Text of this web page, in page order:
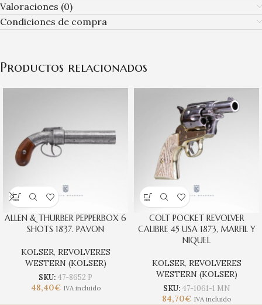
Valoraciones (0)
Condiciones de compra
Productos relacionados
ALLEN & THURBER PEPPERBOX 6
SHOTS 1837. PAVON
KOLSER, REVOLVERES
WESTERN (KOLSER)
SKU: 47-8652 P
48,40€ IVA incluido
COLT POCKET REVOLVER
CALIBRE 45 USA 1873, MARFIL Y
NIQUEL
KOLSER, REVOLVERES
WESTERN (KOLSER)
SKU: 47-1061-1 MN
84,70€ IVA incluido